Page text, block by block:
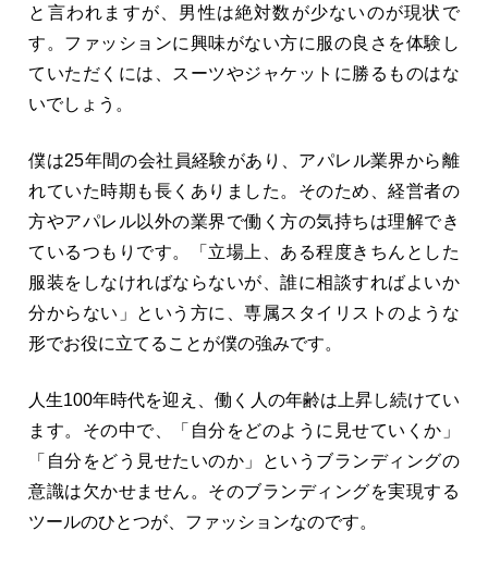
と言われますが、男性は絶対数が少ないのが現状で
す。ファッションに興味がない方に服の良さを体験し
ていただくには、スーツやジャケットに勝るものはな
いでしょう。
僕は25年間の会社員経験があり、アパレル業界から離
れていた時期も長くありました。そのため、経営者の
方やアパレル以外の業界で働く方の気持ちは理解でき
ているつもりです。「立場上、ある程度きちんとした
服装をしなければならないが、誰に相談すればよいか
分からない」という方に、専属スタイリストのような
形でお役に立てることが僕の強みです。
人生100年時代を迎え、働く人の年齢は上昇し続けてい
ます。その中で、「自分をどのように見せていくか」
「自分をどう見せたいのか」というブランディングの
意識は欠かせません。そのブランディングを実現する
ツールのひとつが、ファッションなのです。